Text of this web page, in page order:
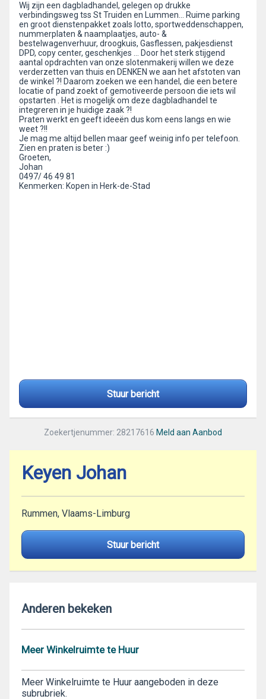
Wij zijn een dagbladhandel, gelegen op drukke
verbindingsweg tss St Truiden en Lummen... Ruime parking
en groot dienstenpakket zoals lotto, sportweddenschappen,
nummerplaten & naamplaatjes, auto- &
bestelwagenverhuur, droogkuis, Gasflessen, pakjesdienst
DPD, copy center, geschenkjes ... Door het sterk stijgend
aantal opdrachten van onze slotenmakerij willen we deze
verderzetten van thuis en DENKEN we aan het afstoten van
de winkel ?! Daarom zoeken we een handel, die een betere
locatie of pand zoekt of gemotiveerde persoon die iets wil
opstarten . Het is mogelijk om deze dagbladhandel te
integreren in je huidige zaak ?!
Praten werkt en geeft ideeën dus kom eens langs en wie
weet ?!!
Je mag me altijd bellen maar geef weinig info per telefoon.
Zien en praten is beter :)
Groeten,
Johan
0497/ 46 49 81
Kenmerken: Kopen in Herk-de-Stad
Stuur bericht
Zoekertjenummer: 28217616 Meld aan Aanbod
Keyen Johan
Rummen, Vlaams-Limburg
Stuur bericht
Anderen bekeken
Meer Winkelruimte te Huur
Meer Winkelruimte te Huur aangeboden in deze
subrubriek.